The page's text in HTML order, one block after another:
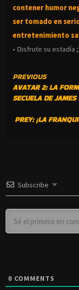
contener humor
ser tomado en
entretenimiento
• Disfrute su estadía
CONTINUE
READING
PREVIOUS
AVATAR 2: LA
SECUELA DE
PREY: ¡LA
Subscribe
0 COMMENTS